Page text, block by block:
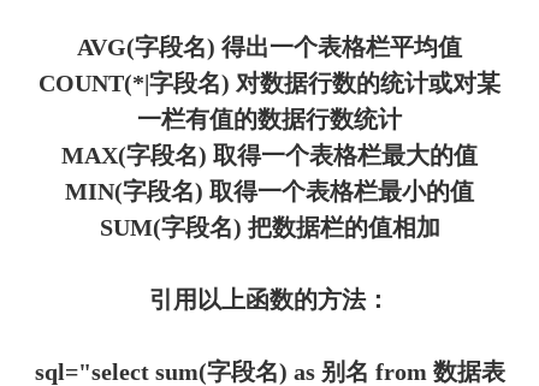
AVG(字段名) 得出一个表格栏平均值
COUNT(*|字段名) 对数据行数的统计或对某
一栏有值的数据行数统计
MAX(字段名) 取得一个表格栏最大的值
MIN(字段名) 取得一个表格栏最小的值
SUM(字段名) 把数据栏的值相加
引用以上函数的方法：
sql="select sum(字段名) as 别名 from 数据表